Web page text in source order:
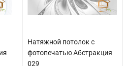
Натяжной потолок с
фотопечатью Абстракция
029